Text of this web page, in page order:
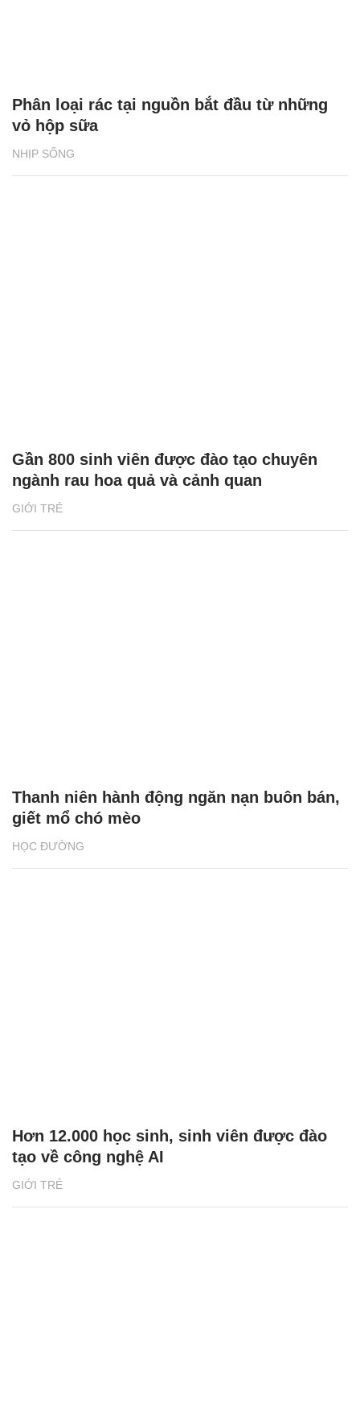
NHỊP SỐNG
Phân loại rác tại nguồn bắt đầu từ những
vỏ hộp sữa
GIỚI TRẺ
Gần 800 sinh viên được đào tạo chuyên
ngành rau hoa quả và cảnh quan
HỌC ĐƯỜNG
Thanh niên hành động ngăn nạn buôn bán,
giết mổ chó mèo
GIỚI TRẺ
Hơn 12.000 học sinh, sinh viên được đào
tạo về công nghệ AI